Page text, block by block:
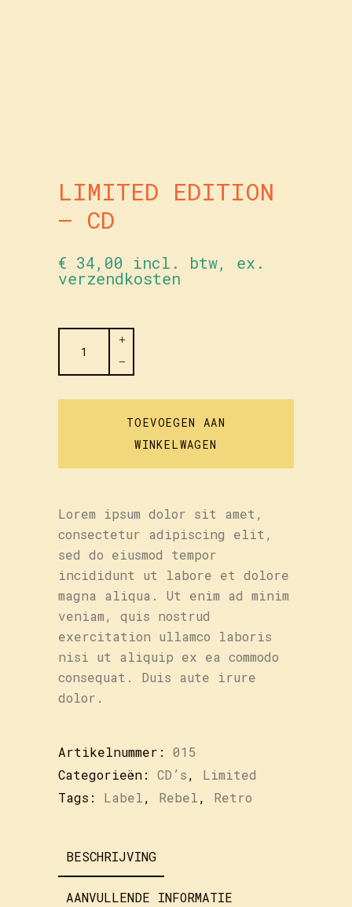
LIMITED EDITION
– CD
€ 34,00 incl. btw, ex.
verzendkosten
Edition
-
CD
TOEVOEGEN AAN
WINKELWAGEN
Lorem ipsum dolor sit amet,
consectetur adipiscing elit,
sed do eiusmod tempor
incididunt ut labore et dolore
magna aliqua. Ut enim ad minim
veniam, quis nostrud
exercitation ullamco laboris
nisi ut aliquip ex ea commodo
consequat. Duis aute irure
dolor.
Artikelnummer: 015
Categorieën: CD’s, Limited
Tags: Label, Rebel, Retro
BESCHRIJVING
AANVULLENDE INFORMATIE